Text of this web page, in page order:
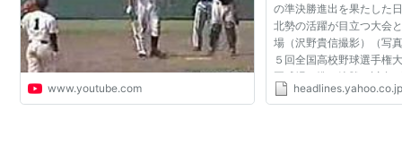
www.youtube.com
の準決勝進出を果たした
北勢の活躍が目立つ大会
場（沢野貴信撮影）（写
５回全国高校野球選手権
園球場で準々決勝４試合
（岩手）と日大山形が準